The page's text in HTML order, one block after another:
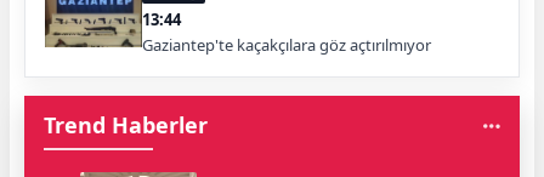
13:44
Gaziantep'te kaçakçılara göz açtırılmıyor
Trend Haberler